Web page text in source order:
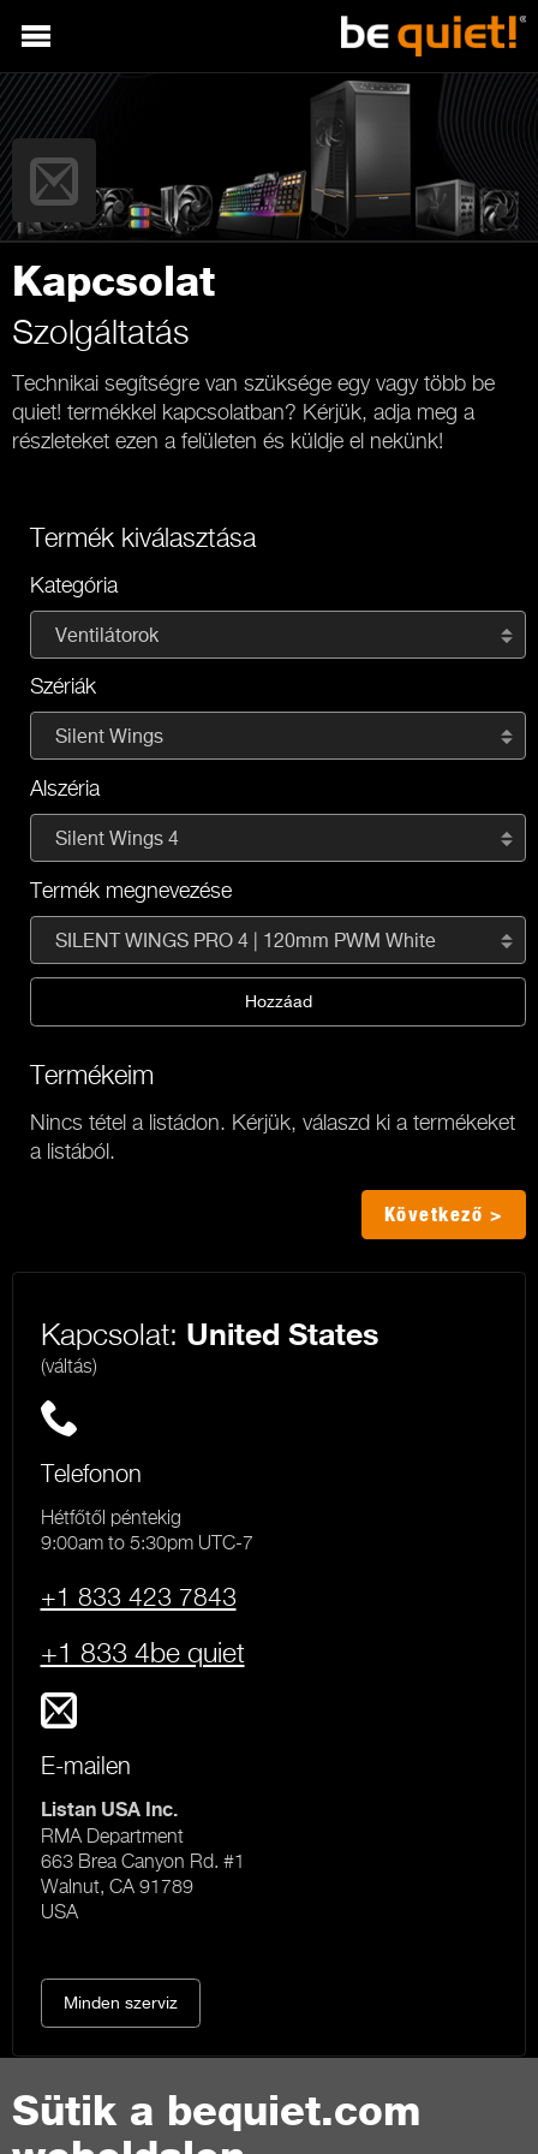
Sütik a bequiet.com
Kapcsolat
Szolgáltatás
Technikai segítségre van szüksége egy vagy több be
quiet! termékkel kapcsolatban? Kérjük, adja meg a
részleteket ezen a felületen és küldje el nekünk!
Termék kiválasztása
Kategória
Ventilátorok
Szériák
Silent Wings
Alszéria
Silent Wings 4
Termék megnevezése
SILENT WINGS PRO 4 | 120mm PWM White
Hozzáad
Termékeim
Nincs tétel a listádon. Kérjük, válaszd ki a termékeket
a listából.
Következő >
Kapcsolat: United States
(váltás)
Telefonon
Hétfőtől péntekig
9:00am to 5:30pm UTC-7
+1 833 423 7843
+1 833 4be quiet
E-mailen
Listan USA Inc.
RMA Department
663 Brea Canyon Rd. #1
Walnut, CA 91789
USA
Minden szerviz